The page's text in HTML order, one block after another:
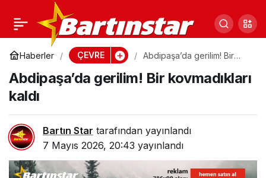
Haberler ÇEVRE
Abdipaşa’da gerilim! Bir
Abdipaşa’da gerilim! Bir kovmadıkları
kaldı
Bartın Star tarafından yayınlandı
7 Mayıs 2026, 20:43 yayınlandı
Bartın Valiliği: Denetim
ve yetki Mahalli İdareler
Birliği’nin
0 Paylaş